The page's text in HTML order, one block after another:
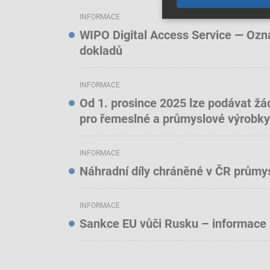
INFORMACE
WIPO Digital Access Service —
dokladů
INFORMACE
Od 1. prosince 2025 lze podávat
pro řemeslné a průmyslové výrobky
INFORMACE
Náhradní díly chráněné v ČR
INFORMACE
Sankce EU vůči Rusku –